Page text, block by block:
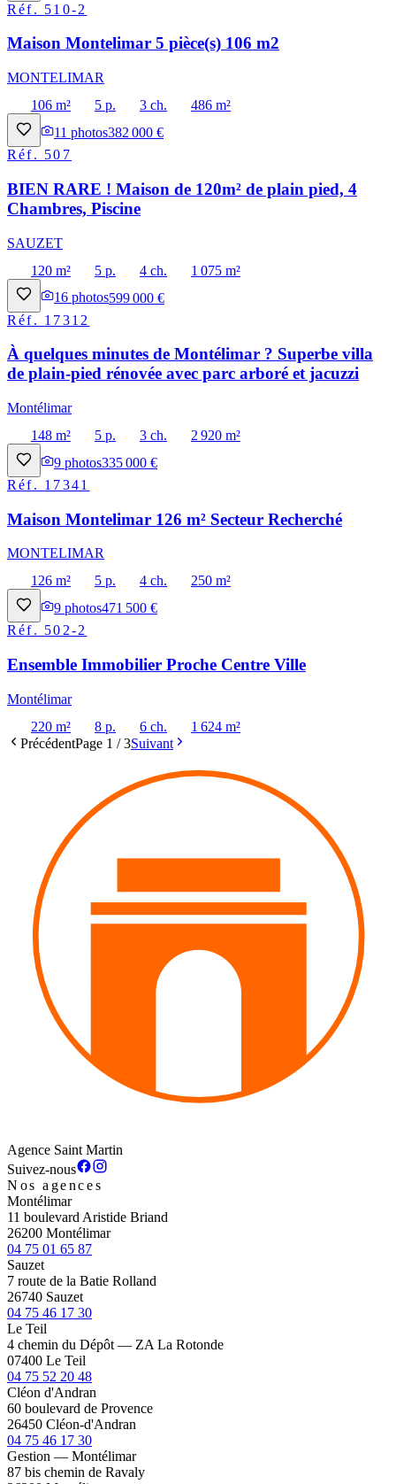
Réf. 510-2
Maison Montelimar 5 pièce(s) 106 m2
MONTELIMAR
106 m²
5 p. 3 ch.
486 m²
11 photos382 000 €
Réf. 507
BIEN RARE ! Maison de 120m² de plain pied, 4
Chambres, Piscine
SAUZET
120 m²
5 p. 4 ch.
1 075 m²
16 photos599 000 €
Réf. 17312
À quelques minutes de Montélimar ? Superbe villa
de plain-pied rénovée avec parc arboré et jacuzzi
Montélimar
148 m²
5 p. 3 ch.
2 920 m²
9 photos335 000 €
Réf. 17341
Maison Montelimar 126 m² Secteur Recherché
MONTELIMAR
126 m²
5 p. 4 ch.
250 m²
9 photos471 500 €
Réf. 502-2
Ensemble Immobilier Proche Centre Ville
Montélimar
220 m²
8 p. 6 ch.
1 624 m²
PrécédentPage 1 /3Suivant
Agence Saint Martin
Suivez-nous
Nos agences
Montélimar
11 boulevard Aristide Briand
26200 Montélimar
04 75 01 65 87
Sauzet
7 route de la Batie Rolland
26740 Sauzet
04 75 46 17 30
Le Teil
4 chemin du Dépôt — ZA La Rotonde
07400 Le Teil
04 75 52 20 48
Cléon d'Andran
60 boulevard de Provence
26450 Cléon-d'Andran
04 75 46 17 30
Gestion — Montélimar
87 bis chemin de Ravaly